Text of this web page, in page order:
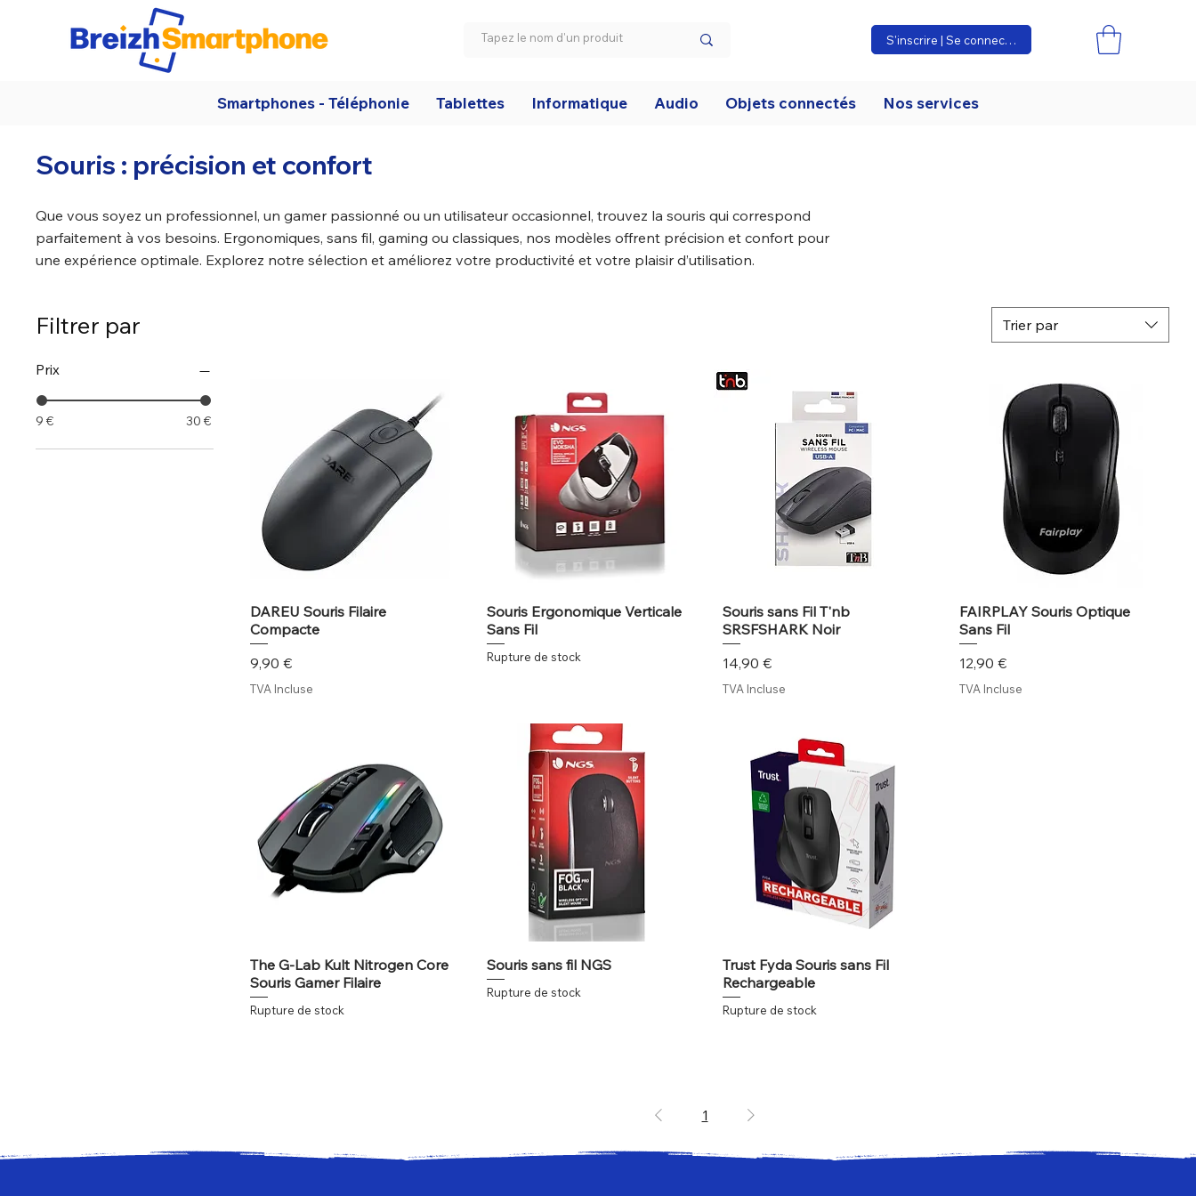
S'inscrire | Se connecter
Smartphones - Téléphonie Tablettes Informatique Audio Objets connectés Nos services
Souris : précision et confort
Que vous soyez un professionnel, un gamer passionné ou un utilisateur occasionnel, trouvez la souris qui correspond
parfaitement à vos besoins. Ergonomiques, sans fil, gaming ou classiques, nos modèles offrent précision et confort pour
une expérience optimale. Explorez notre sélection et améliorez votre productivité et votre plaisir d’utilisation.
Filtrer par
Prix
9 € 30 €
Trier par
DAREU Souris Filaire
Compacte
Prix
9,90 €
TVA Incluse
Souris Ergonomique Verticale
Sans Fil
Rupture de stock
Souris sans Fil T'nb
SRSFSHARK Noir
Prix
14,90 €
TVA Incluse
FAIRPLAY Souris Optique
Sans Fil
Prix
12,90 €
TVA Incluse
The G-Lab Kult Nitrogen Core
Souris Gamer Filaire
Rupture de stock
Souris sans fil NGS
Rupture de stock
Trust Fyda Souris sans Fil
Rechargeable
Rupture de stock
1